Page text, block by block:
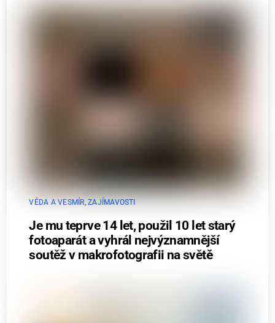
VĚDA A VESMÍR ,ZAJÍMAVOSTI
Je mu teprve 14 let, použil 10 let starý
fotoaparát a vyhrál nejvýznamnější
soutěž v makrofotografii na světě